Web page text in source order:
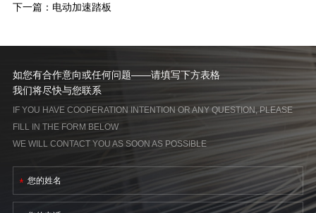
下一篇： 电动加速踏板
如您有合作意向或任何问题——请填写下方表格
我们将尽快与您联系
IF YOU HAVE COOPERATION INTENTION OR ANY QUESTION, PLEASE
FILL IN THE FORM BELOW
WE WILL CONTACT YOU AS SOON AS POSSIBLE